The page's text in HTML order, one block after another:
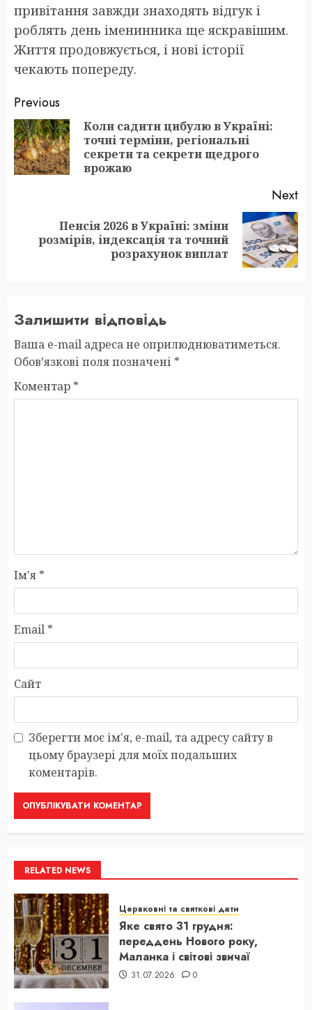
привітання завжди знаходять відгук і
роблять день іменинника ще яскравішим.
Життя продовжується, і нові історії
чекають попереду.
Post
navigation
Previous
Коли садити цибулю в Україні:
точні терміни, регіональні
секрети та секрети щедрого
врожаю
Next
Next
Пенсія 2026 в Україні: зміни
розмірів, індексація та точний
розрахунок виплат
Залишити відповідь
Ваша e-mail адреса не оприлюднюватиметься.
Обов’язкові поля позначені *
Коментар *
Ім'я *
Email *
Сайт
Зберегти моє ім'я, e-mail, та адресу сайту в
цьому браузері для моїх подальших
коментарів.
RELATED NEWS
Цервковні та святкові дати
Яке свято 31 грудня:
переддень Нового року,
Маланка і світові звичаї
31.07.2026 0